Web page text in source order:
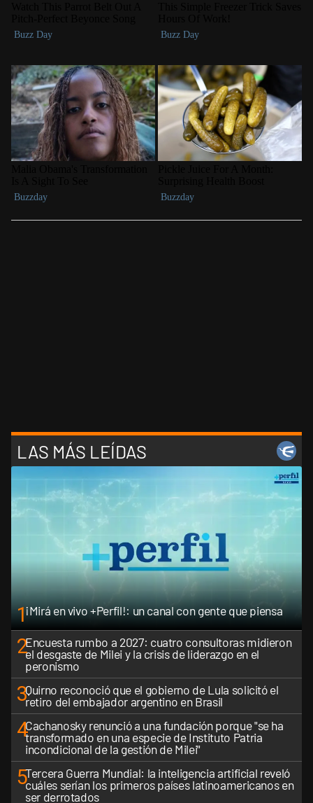
LAS MÁS LEÍDAS
1¡Mirá en vivo +Perfil!: un canal con gente que piensa
2Encuesta rumbo a 2027: cuatro consultoras midieron
el desgaste de Milei y la crisis de liderazgo en el
peronismo
3Quirno reconoció que el gobierno de Lula solicitó el
retiro del embajador argentino en Brasil
4Cachanosky renunció a una fundación porque "se ha
transformado en una especie de Instituto Patria
incondicional de la gestión de Milei"
5Tercera Guerra Mundial: la inteligencia artificial reveló
cuáles serían los primeros países latinoamericanos en
ser derrotados